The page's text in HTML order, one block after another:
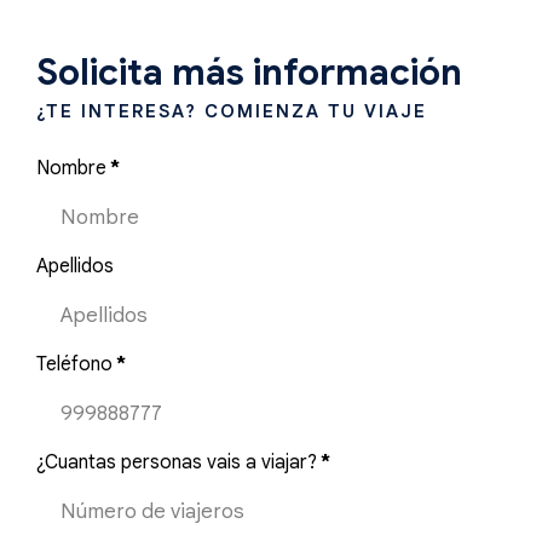
Solicita más información
¿TE INTERESA? COMIENZA TU VIAJE
Nombre *
Apellidos
Teléfono *
¿Cuantas personas vais a viajar? *